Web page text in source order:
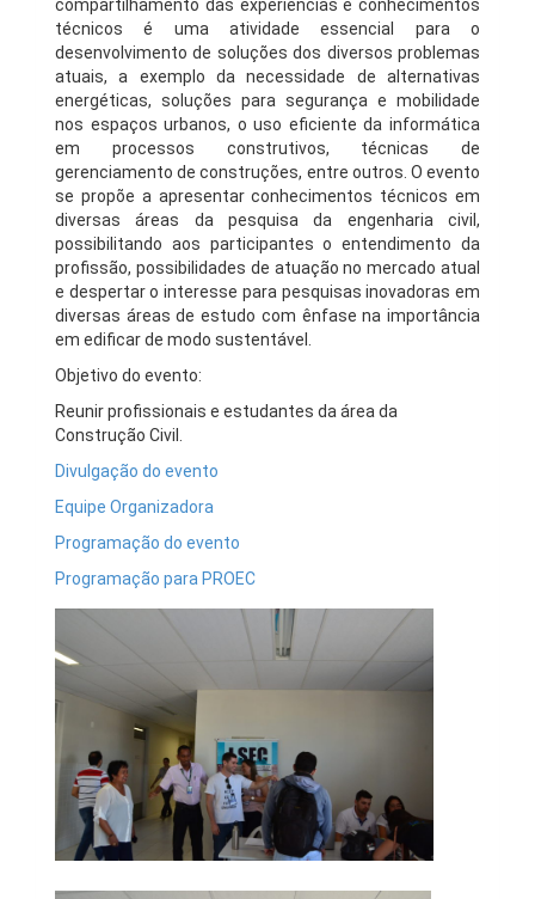
compartilhamento das experiências e conhecimentos
técnicos é uma atividade essencial para o
desenvolvimento de soluções dos diversos problemas
atuais, a exemplo da necessidade de alternativas
energéticas, soluções para segurança e mobilidade
nos espaços urbanos, o uso eficiente da informática
em processos construtivos, técnicas de
gerenciamento de construções, entre outros. O evento
se propõe a apresentar conhecimentos técnicos em
diversas áreas da pesquisa da engenharia civil,
possibilitando aos participantes o entendimento da
profissão, possibilidades de atuação no mercado atual
e despertar o interesse para pesquisas inovadoras em
diversas áreas de estudo com ênfase na importância
em edificar de modo sustentável.
Objetivo do evento:
Reunir profissionais e estudantes da área da
Construção Civil.
Divulgação do evento
Equipe Organizadora
Programação do evento
Programação para PROEC